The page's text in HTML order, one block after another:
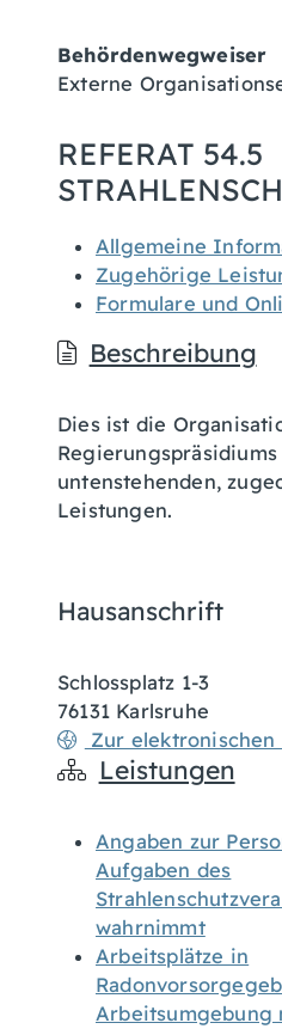
Behördenwegweiser
Externe
REFERAT 54.5
Allgemeine
Zugehörige
Formulare und
Beschreibung
Dies ist die
Regierungspräsidiums
untenstehenden,
Leistungen.
Hausanschrift
Schlossplatz 1-3
76131 Karlsruhe
Zur elektronischen
Leistungen
Angaben zur
Aufgaben des
wahrnimmt
Arbeitsplätze in
Arbeitsumgebung